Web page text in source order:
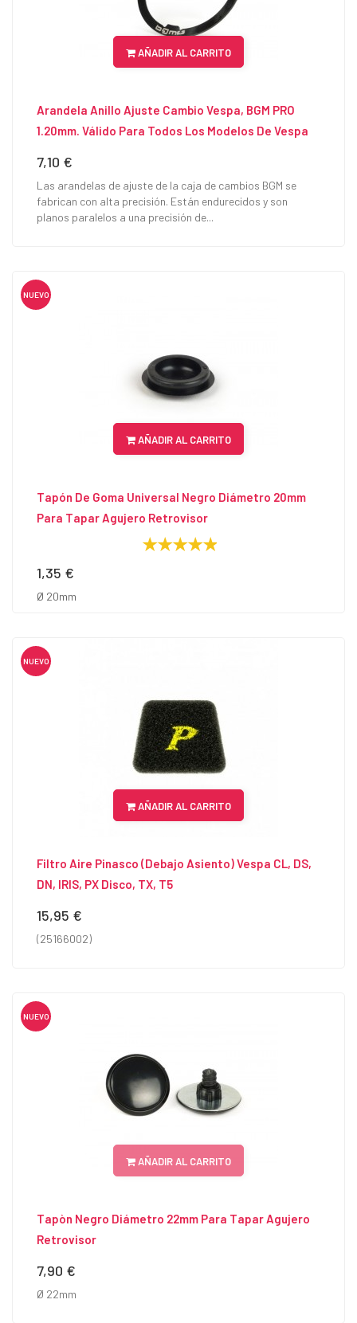
AÑADIR AL CARRITO
Arandela Anillo Ajuste Cambio Vespa, BGM PRO
1.20mm. Válido Para Todos Los Modelos De Vespa
Precio
7,10 €
Las arandelas de ajuste de la caja de cambios BGM se
fabrican con alta precisión. Están endurecidos y son
planos paralelos a una precisión de...
NUEVO
AÑADIR AL CARRITO
Tapón De Goma Universal Negro Diámetro 20mm
Para Tapar Agujero Retrovisor
Precio
1,35 €
Ø 20mm
NUEVO
AÑADIR AL CARRITO
Filtro Aire Pinasco (debajo Asiento) Vespa CL, DS,
DN, IRIS, PX Disco, TX, T5
Precio
15,95 €
(25166002)
NUEVO
AÑADIR AL CARRITO
Tapòn Negro Diámetro 22mm Para Tapar Agujero
Retrovisor
Precio
7,90 €
Ø 22mm